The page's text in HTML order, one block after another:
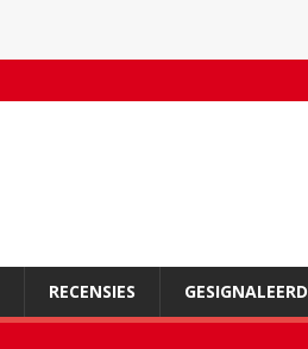
RECENSIES GESIGNALEERD